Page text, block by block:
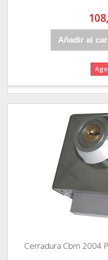
Añadir al
Cerradura Cbm 2004